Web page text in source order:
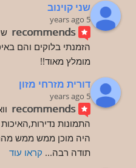
שני קוינוב
5 years ago
recommends
הזמנתי בלוקים והם
מומלץ מאוד!!
דורית מזרחי מזון
5 years ago
recommends
התמונות
היה מוכן ממש ממש
תודה רבה... קראו עוד